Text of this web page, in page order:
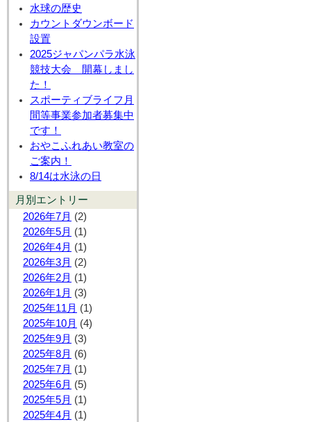
水球の歴史
カウントダウンボード
設置
2025ジャパンパラ水泳
競技大会 開幕しまし
た！
スポーティブライフ月
間等事業参加者募集中
です！
おやこふれあい教室の
ご案内！
8/14は水泳の日
月別エントリー
2026年7月 (2)
2026年5月 (1)
2026年4月 (1)
2026年3月 (2)
2026年2月 (1)
2026年1月 (3)
2025年11月 (1)
2025年10月 (4)
2025年9月 (3)
2025年8月 (6)
2025年7月 (1)
2025年6月 (5)
2025年5月 (1)
2025年4月 (1)